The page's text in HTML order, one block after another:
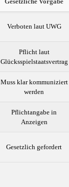
Verboten laut UWG
Pflicht laut
Glücksspielstaatsvertrag
Muss klar kommuniziert
werden
Pflichtangabe in
Anzeigen
Gesetzlich gefordert